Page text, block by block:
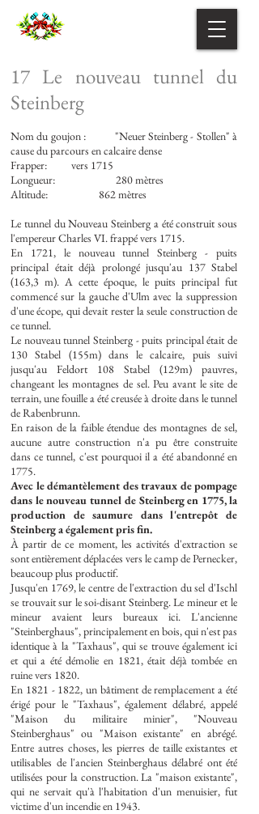
17 Le nouveau tunnel du
Steinberg
Nom du goujon :
"Neuer Steinberg - Stollen" à
cause du parcours en calcaire dense
Frapper:
vers 1715
Longueur:
280 mètres
Altitude:
862 mètres
Le tunnel du Nouveau Steinberg a été construit sous
l'empereur Charles VI. frappé vers 1715.
En 1721, le nouveau tunnel Steinberg - puits
principal était déjà prolongé jusqu'au 137 Stabel
(163,3 m). A cette époque, le puits principal fut
commencé sur la gauche d'Ulm avec la suppression
d'une écope, qui devait rester la seule construction de
ce tunnel.
Le nouveau tunnel Steinberg - puits principal était de
130 Stabel (155m) dans le calcaire, puis suivi
jusqu'au Feldort 108 Stabel (129m) pauvres,
changeant les montagnes de sel. Peu avant le site de
terrain, une fouille a été creusée à droite dans le tunnel
de Rabenbrunn.
En raison de la faible étendue des montagnes de sel,
aucune autre construction n'a pu être construite
dans ce tunnel, c'est pourquoi il a été abandonné en
1775.
Avec le démantèlement des travaux de pompage
dans le nouveau tunnel de Steinberg en 1775, la
production de saumure dans l'entrepôt de
Steinberg a également pris fin.
À partir de ce moment, les activités d'extraction se
sont entièrement déplacées vers le camp de Pernecker,
beaucoup plus productif.
Jusqu'en 1769, le centre de l'extraction du sel d'Ischl
se trouvait sur le soi-disant Steinberg. Le mineur et le
mineur avaient leurs bureaux ici. L'ancienne
"Steinberghaus", principalement en bois, qui n'est pas
identique à la "Taxhaus", qui se trouve également ici
et qui a été démolie en 1821, était déjà tombée en
ruine vers 1820.
En 1821 - 1822, un bâtiment de remplacement a été
érigé pour le "Taxhaus", également délabré, appelé
"Maison du militaire minier", "Nouveau
Steinberghaus" ou "Maison existante" en abrégé.
Entre autres choses, les pierres de taille existantes et
utilisables de l'ancien Steinberghaus délabré ont été
utilisées pour la construction. La "maison existante",
qui ne servait qu'à l'habitation d'un menuisier, fut
victime d'un incendie en 1943.